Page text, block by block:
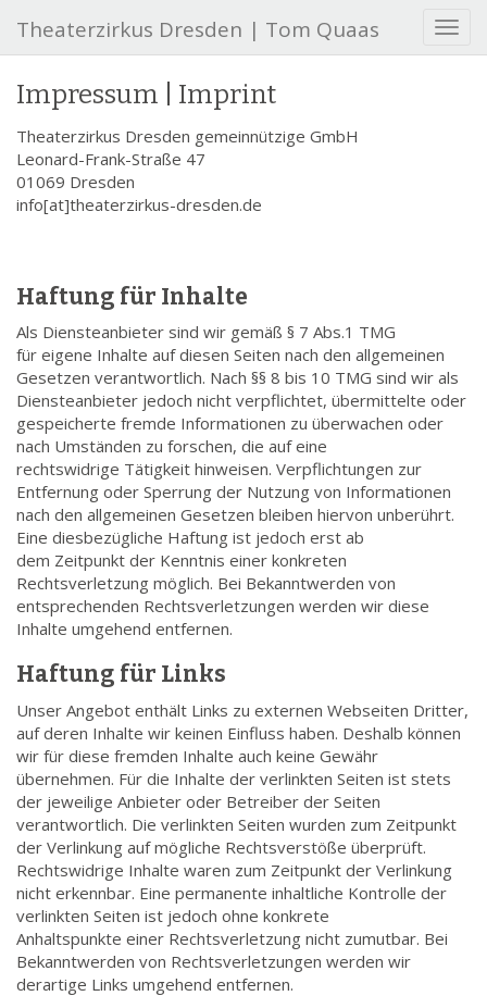
T
o
n
Theaterzirkus Dresden | Tom Quaas
Impressum | Imprint
Theaterzirkus Dresden gemeinnützige GmbH
Leonard-Frank-Straße 47
01069 Dresden
info[at]theaterzirkus-dresden.de
Haftung für Inhalte
Als Diensteanbieter sind wir gemäß § 7 Abs.1 TMG
für eigene Inhalte auf diesen Seiten nach den allgemeinen
Gesetzen verantwortlich. Nach §§ 8 bis 10 TMG sind wir als
Diensteanbieter jedoch nicht verpflichtet, übermittelte oder
gespeicherte fremde Informationen zu überwachen oder
nach Umständen zu forschen, die auf eine
rechtswidrige Tätigkeit hinweisen. Verpflichtungen zur
Entfernung oder Sperrung der Nutzung von Informationen
nach den allgemeinen Gesetzen bleiben hiervon unberührt.
Eine diesbezügliche Haftung ist jedoch erst ab
dem Zeitpunkt der Kenntnis einer konkreten
Rechtsverletzung möglich. Bei Bekanntwerden von
entsprechenden Rechtsverletzungen werden wir diese
Inhalte umgehend entfernen.
Haftung für Links
Unser Angebot enthält Links zu externen Webseiten Dritter,
auf deren Inhalte wir keinen Einfluss haben. Deshalb können
wir für diese fremden Inhalte auch keine Gewähr
übernehmen. Für die Inhalte der verlinkten Seiten ist stets
der jeweilige Anbieter oder Betreiber der Seiten
verantwortlich. Die verlinkten Seiten wurden zum Zeitpunkt
der Verlinkung auf mögliche Rechtsverstöße überprüft.
Rechtswidrige Inhalte waren zum Zeitpunkt der Verlinkung
nicht erkennbar. Eine permanente inhaltliche Kontrolle der
verlinkten Seiten ist jedoch ohne konkrete
Anhaltspunkte einer Rechtsverletzung nicht zumutbar. Bei
Bekanntwerden von Rechtsverletzungen werden wir
derartige Links umgehend entfernen.